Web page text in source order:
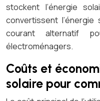
stockent l’énergie
convertissent
courant alternatif
électroménagers.
Coûts et
solaire pour